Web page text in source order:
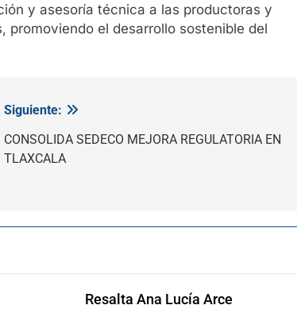
y asesoría técnica a las productoras y
el desarrollo sostenible del
Siguiente:
CONSOLIDA SEDECO MEJORA REGULATORIA EN
TLAXCALA
Resalta Ana Lucía Arce